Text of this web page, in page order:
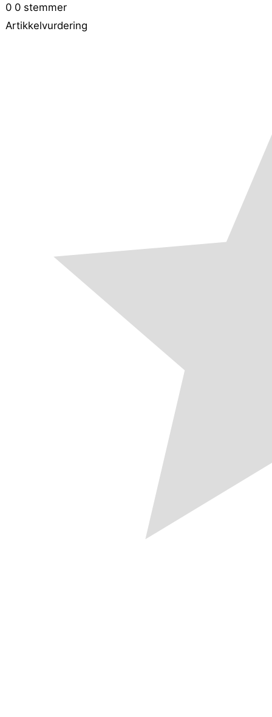
0 0 stemmer
Artikkelvurdering